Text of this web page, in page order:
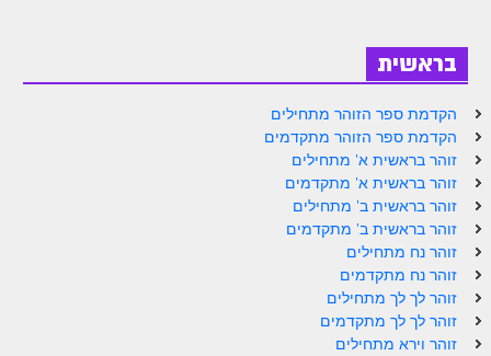
זוהר פנחס למתקדמים
זוהר ואתחנן למתחילים
זוהר ואתחנן למתקדמים
זוהר עקב מתחילים
זוהר הקדוש עקב למתקדמים
זהר שופטים מתחילים
זהר שופטים מתקדמים
בראשית
הקדמת ספר הזוהר מתחילים
הקדמת ספר הזוהר מתקדמים
זוהר בראשית א' מתחילים
זוהר בראשית א' מתקדמים
זוהר בראשית ב' מתחילים
זוהר בראשית ב' מתקדמים
זוהר נח מתחילים
זוהר נח מתקדמים
זוהר לך לך מתחילים
זוהר לך לך מתקדמים
זוהר וירא מתחילים